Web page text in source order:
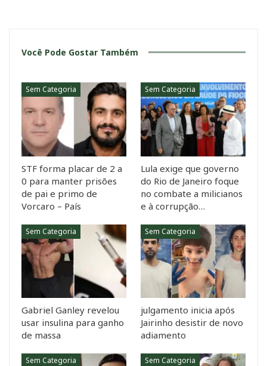
Você Pode Gostar Também
Sem Categoria
STF forma placar de 2 a
0 para manter prisões
de pai e primo de
Vorcaro – País
Sem Categoria
Lula exige que governo
do Rio de Janeiro foque
no combate a milicianos
e à corrupção…
Sem Categoria
Gabriel Ganley revelou
usar insulina para ganho
de massa
Sem Categoria
julgamento inicia após
Jairinho desistir de novo
adiamento
Sem Categoria Sem Categoria